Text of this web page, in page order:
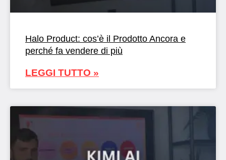
Halo Product: cos’è il Prodotto Ancora e
perché fa vendere di più
LEGGI TUTTO »